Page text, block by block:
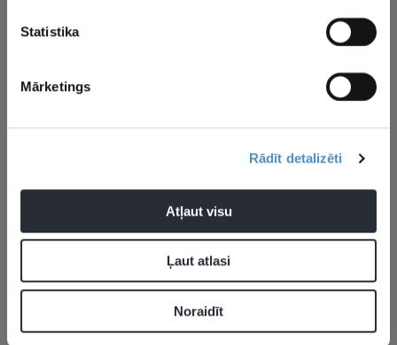
Statistika
Mārketings
Rādīt detalizēti
Atļaut visu
Ļaut atlasi
Noraidīt
Pievienot komentāru
Pagaidām neviens nav komentējis
JAUNĀKĀS ZIŅAS
09.08.2026 23:21